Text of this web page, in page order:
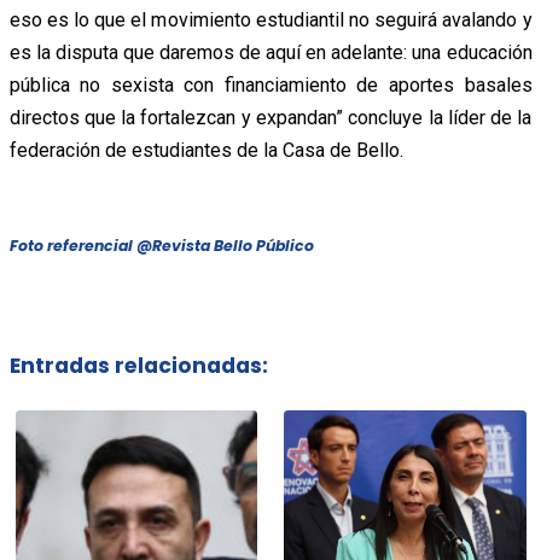
eso es lo que el movimiento estudiantil no seguirá avalando y
es la disputa que daremos de aquí en adelante: una educación
pública no sexista con financiamiento de aportes basales
directos que la fortalezcan y expandan” concluye la líder de la
federación de estudiantes de la Casa de Bello.
Foto referencial @Revista Bello Público
Entradas relacionadas: